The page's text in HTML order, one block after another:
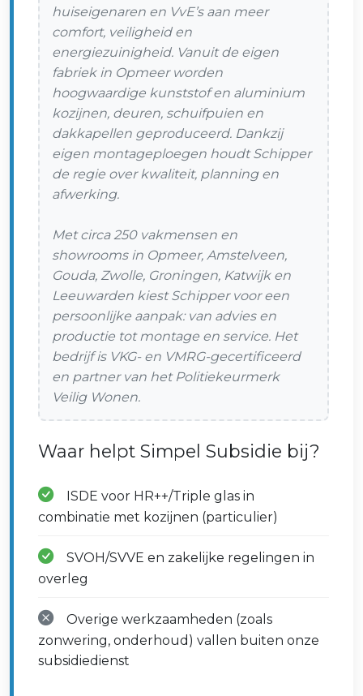
huiseigenaren en VvE’s aan meer
comfort, veiligheid en
energiezuinigheid. Vanuit de eigen
fabriek in Opmeer worden
hoogwaardige kunststof en aluminium
kozijnen, deuren, schuifpuien en
dakkapellen geproduceerd. Dankzij
eigen montageploegen houdt Schipper
de regie over kwaliteit, planning en
afwerking.
Met circa 250 vakmensen en
showrooms in Opmeer, Amstelveen,
Gouda, Zwolle, Groningen, Katwijk en
Leeuwarden kiest Schipper voor een
persoonlijke aanpak: van advies en
productie tot montage en service. Het
bedrijf is VKG- en VMRG-gecertificeerd
en partner van het Politiekeurmerk
Veilig Wonen.
Waar helpt Simpel Subsidie bij?
ISDE voor HR++/Triple glas in
combinatie met kozijnen (particulier)
SVOH/SVVE en zakelijke regelingen in
overleg
Overige werkzaamheden (zoals
zonwering, onderhoud) vallen buiten onze
subsidiedienst